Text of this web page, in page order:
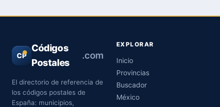
CP
Códigos
Postales
.com
El directorio de referencia de
los códigos postales de
España: municipios,
EXPLORAR
Inicio
Provincias
Buscador
México